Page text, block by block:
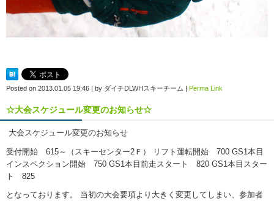
Posted on 2013.01.05 19:46 | by ダイチDLWHスキーチーム | Perma Link
☆大会スケジュール変更のお知らせ☆
大会スケジュール変更のお知らせ
受付開始 615～（スキーセンター2Ｆ） リフト運転開始 700 GS1本目
インスペクション開始 750 GS1本目前走スタート 820 GS1本目スター
ト 825
となっております。 当初の大会要項より大きく変更してしまい、参加者